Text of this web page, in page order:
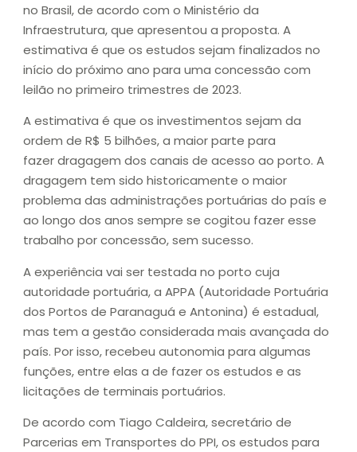
no Brasil, de acordo com o Ministério da
Infraestrutura, que apresentou a proposta. A
estimativa é que os estudos sejam finalizados no
início do próximo ano para uma concessão com
leilão no primeiro trimestres de 2023.
A estimativa é que os investimentos sejam da
ordem de R$ 5 bilhões, a maior parte para
fazer dragagem dos canais de acesso ao porto. A
dragagem tem sido historicamente o maior
problema das administrações portuárias do país e
ao longo dos anos sempre se cogitou fazer esse
trabalho por concessão, sem sucesso.
A experiência vai ser testada no porto cuja
autoridade portuária, a APPA (Autoridade Portuária
dos Portos de Paranaguá e Antonina) é estadual,
mas tem a gestão considerada mais avançada do
país. Por isso, recebeu autonomia para algumas
funções, entre elas a de fazer os estudos e as
licitações de terminais portuários.
De acordo com Tiago Caldeira, secretário de
Parcerias em Transportes do PPI, os estudos para